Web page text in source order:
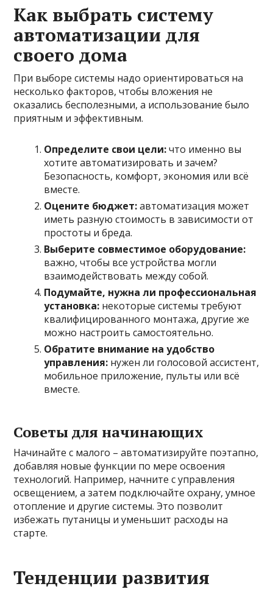
Как выбрать систему
автоматизации для
своего дома
При выборе системы надо ориентироваться на
несколько факторов, чтобы вложения не
оказались бесполезными, а использование было
приятным и эффективным.
Определите свои цели:что именно вы
хотите автоматизировать и зачем?
Безопасность, комфорт, экономия или всё
вместе.
Оцените бюджет:автоматизация может
иметь разную стоимость в зависимости от
простоты и бреда.
Выберите совместимое оборудование:
важно, чтобы все устройства могли
взаимодействовать между собой.
Подумайте, нужна ли профессиональная
установка: некоторые системы требуют
квалифицированного монтажа, другие же
можно настроить самостоятельно.
Обратите внимание на удобство
управления: нужен ли голосовой ассистент,
мобильное приложение, пульты или всё
вместе.
Советы для начинающих
Начинайте с малого – автоматизируйте поэтапно,
добавляя новые функции по мере освоения
технологий. Например, начните с управления
освещением, а затем подключайте охрану, умное
отопление и другие системы. Это позволит
избежать путаницы и уменьшит расходы на
старте.
Тенденции развития